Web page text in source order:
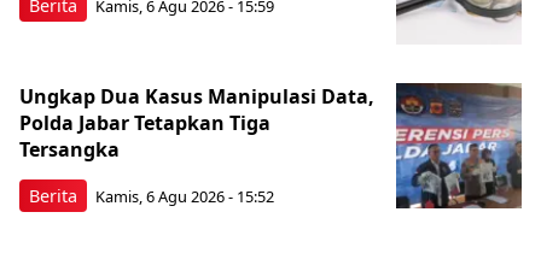
Berita Kamis, 6 Agu 2026 - 15:59
Berita
Ungkap Dua Kasus Manipulasi Data,
Polda Jabar Tetapkan Tiga
Tersangka
Kamis, 6 Agu 2026 - 15:52